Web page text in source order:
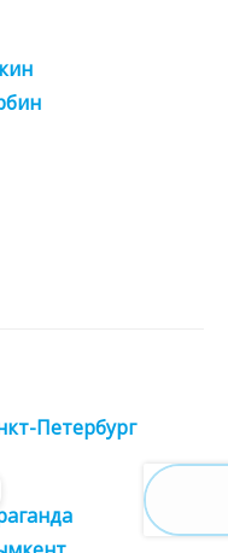
Петербург